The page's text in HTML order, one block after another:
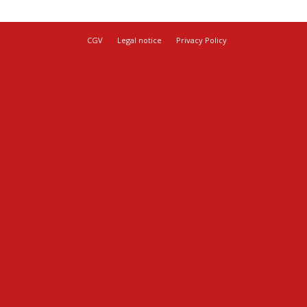
CGV Legal notice Privacy Policy